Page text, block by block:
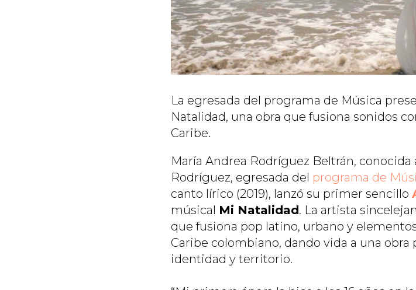
La egresada del programa de Música
Natalidad, una obra que fusiona sonidos
Caribe.
María Andrea Rodríguez Beltrán,
Rodríguez, egresada del programa de
canto lírico (2019), lanzó su primer sencillo
músical Mi Natalidad. La artista
que fusiona pop latino, urbano y
Caribe colombiano, dando vida a una
identidad y territorio.